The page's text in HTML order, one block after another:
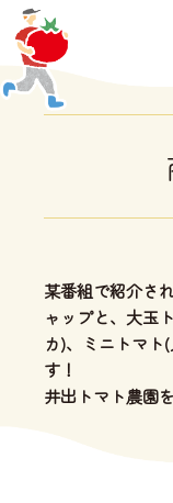
某番組で紹介さ
ャップと、大玉
カ)、ミニトマト
す！
井出トマト農園